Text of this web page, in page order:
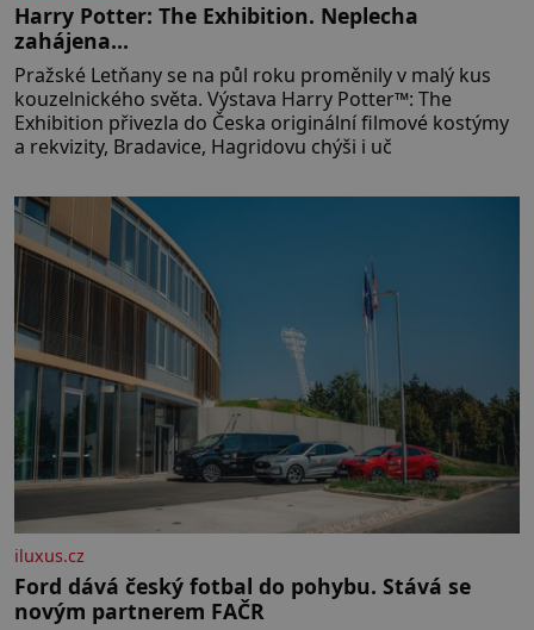
Harry Potter: The Exhibition. Neplecha
zahájena…
Pražské Letňany se na půl roku proměnily v malý kus
kouzelnického světa. Výstava Harry Potter™: The
Exhibition přivezla do Česka originální filmové kostýmy
a rekvizity, Bradavice, Hagridovu chýši i uč
iluxus.cz
Ford dává český fotbal do pohybu. Stává se
novým partnerem FAČR